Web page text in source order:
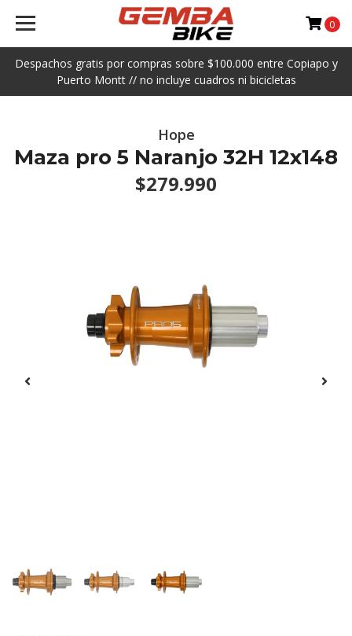
Despachos gratis por compras sobre $100.000 entre Copiapo y
Puerto Montt // no incluye cuadros ni bicicletas
0
Hope
Maza pro 5 Naranjo 32H 12x148
$279.990